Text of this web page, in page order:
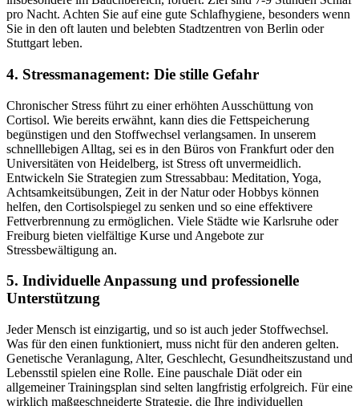
pro Nacht. Achten Sie auf eine gute Schlafhygiene, besonders wenn
Sie in den oft lauten und belebten Stadtzentren von Berlin oder
Stuttgart leben.
4. Stressmanagement: Die stille Gefahr
Chronischer Stress führt zu einer erhöhten Ausschüttung von
Cortisol. Wie bereits erwähnt, kann dies die Fettspeicherung
begünstigen und den Stoffwechsel verlangsamen. In unserem
schnelllebigen Alltag, sei es in den Büros von Frankfurt oder den
Universitäten von Heidelberg, ist Stress oft unvermeidlich.
Entwickeln Sie Strategien zum Stressabbau: Meditation, Yoga,
Achtsamkeitsübungen, Zeit in der Natur oder Hobbys können
helfen, den Cortisolspiegel zu senken und so eine effektivere
Fettverbrennung zu ermöglichen. Viele Städte wie Karlsruhe oder
Freiburg bieten vielfältige Kurse und Angebote zur
Stressbewältigung an.
5. Individuelle Anpassung und professionelle
Unterstützung
Jeder Mensch ist einzigartig, und so ist auch jeder Stoffwechsel.
Was für den einen funktioniert, muss nicht für den anderen gelten.
Genetische Veranlagung, Alter, Geschlecht, Gesundheitszustand und
Lebensstil spielen eine Rolle. Eine pauschale Diät oder ein
allgemeiner Trainingsplan sind selten langfristig erfolgreich. Für eine
wirklich maßgeschneiderte Strategie, die Ihre individuellen